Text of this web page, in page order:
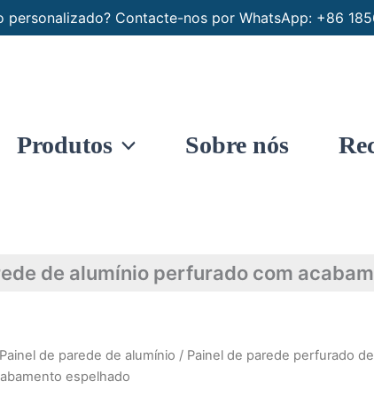
personalizado? Contacte-nos por WhatsApp: +86
Produtos Sobre nós
de alumínio perfurado com
Painel de parede de alumínio / Painel de parede perfurado
espelhado